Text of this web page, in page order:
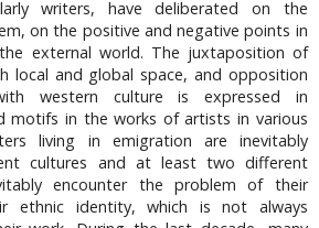
writers, have deliberated on the
on the positive and negative points in
external world. The juxtaposition of
local and global space, and opposition
western culture is expressed in
motifs in the works of artists in various
living in emigration are inevitably
cultures and at least two different
encounter the problem of their
ethnic identity, which is not always